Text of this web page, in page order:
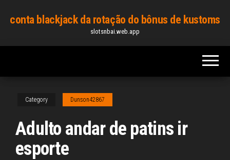
content
conta blackjack da rotação do bônus de kustoms
slotsnbai.web.app
Category Dunson42867
Adulto andar de patins ir
esporte